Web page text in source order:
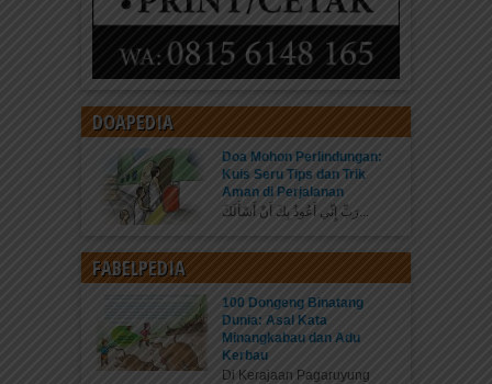
DOAPEDIA
Doa Mohon Perlindungan:
Kuis Seru Tips dan Trik
Aman di Perjalanan
رَبِّ إِنِّي أَعُوذُ بِكَ أَنْ أَسْأَلَكَ...
FABELPEDIA
100 Dongeng Binatang
Dunia: Asal Kata
Minangkabau dan Adu
Kerbau
Di Kerajaan Pagaruyung